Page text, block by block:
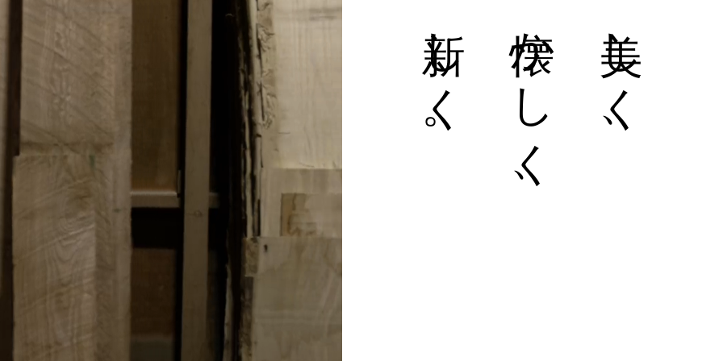
美しく、
懐かしく、
新しく。